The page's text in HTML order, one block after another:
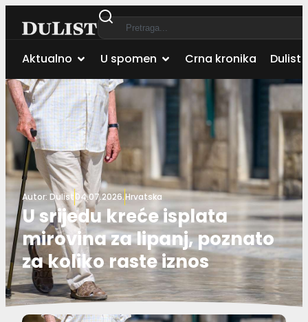
Aktualno U spomen Crna kronika Dulist
Autor: Dulist04.07.2026.Hrvatska
U srijedu kreće isplata
mirovina za lipanj, poznato
za koliko raste iznos